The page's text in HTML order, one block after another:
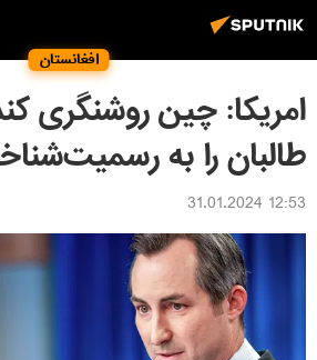
افغانستان
امریکا: چین روشنگری
طالبان را به
12:53 31.01.2024